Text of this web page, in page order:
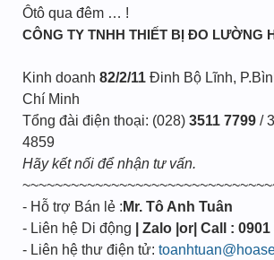
Ôtô qua đêm … !
CÔNG TY TNHH THIẾT BỊ ĐO LƯỜNG
Kinh doanh 82/2/11 Đinh Bộ Lĩnh,
Chí Minh
Tổng đài điện thoại: (028) 3511 7799 /
4859
Hãy kết nối để nhận tư vấn.
- Hỗ trợ Bán lẻ : Mr. Tô Anh Tuân
- Liên hệ Di động
| Zalo |or| Call :
- Liên hệ thư điện tử: